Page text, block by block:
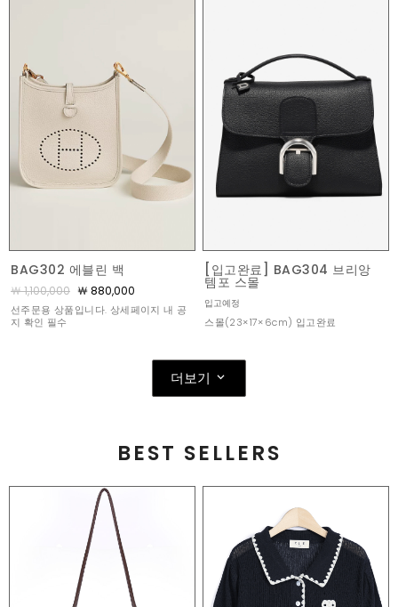
BAG302 에블린 백
￦ 1,100,000 ￦ 880,000
선주문용 상품입니다. 상세페이지 내 공
지 확인 필수
[입고완료] BAG304 브리앙
템포 스몰
입고예정
스몰(23×17×6cm) 입고완료
더보기
BEST SELLERS